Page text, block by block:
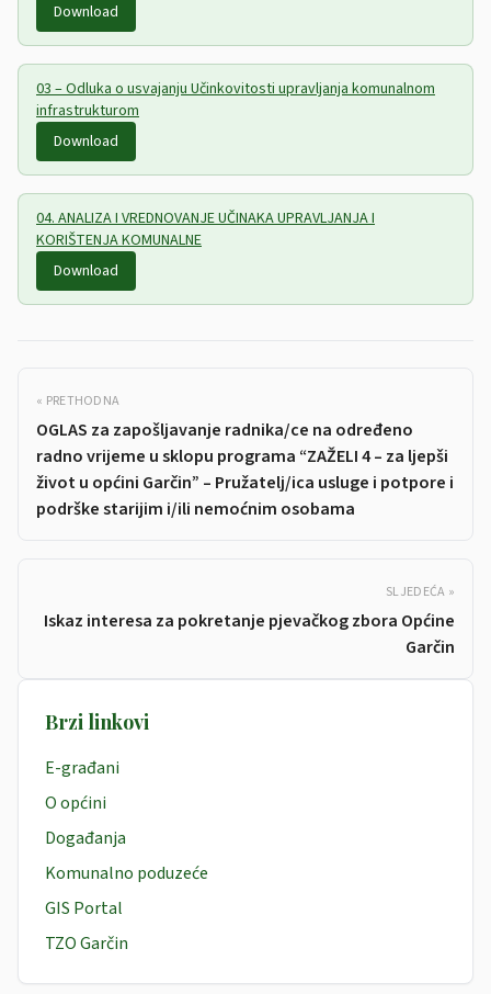
Download
03 – Odluka o usvajanju Učinkovitosti upravljanja komunalnom
infrastrukturom
Download
04. ANALIZA I VREDNOVANJE UČINAKA UPRAVLJANJA I
KORIŠTENJA KOMUNALNE
Download
« PRETHODNA
OGLAS za zapošljavanje radnika/ce na određeno
radno vrijeme u sklopu programa “ZAŽELI 4 – za ljepši
život u općini Garčin” – Pružatelj/ica usluge i potpore i
podrške starijim i/ili nemoćnim osobama
SLJEDEĆA »
Iskaz interesa za pokretanje pjevačkog zbora Općine
Garčin
Brzi linkovi
E-građani
O općini
Događanja
Komunalno poduzeće
GIS Portal
TZO Garčin